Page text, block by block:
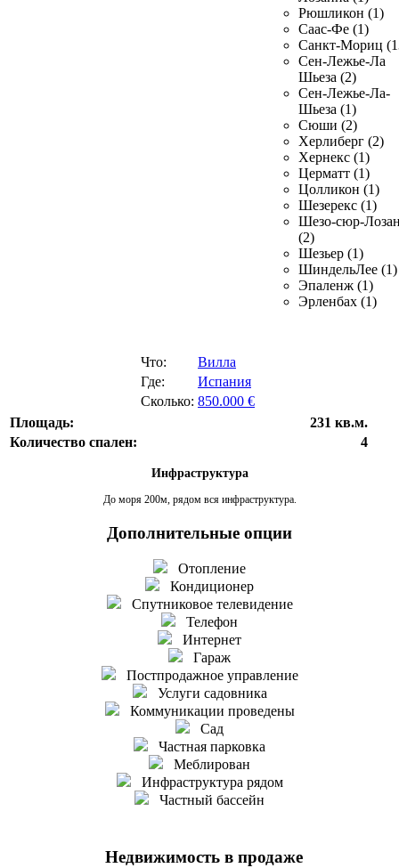
Рюшликон (1)
Саас-Фе (1)
Санкт-Мориц
Сен-Лежье-Ла
Шьеза (2)
Сен-Лежье-Ла-
Шьеза (1)
Сюши (2)
Херлиберг (2)
Хернекс (1)
Церматт (1)
Цолликон (1)
Шезерекс (1)
Шезо-сюр-
(2)
Шезьер (1)
ШиндельЛее (1)
Эпаленж (1)
Эрленбах (1)
Что:
Вилла
Где:
Испания
Сколько: 850.000 €
Площадь:
231 кв.м.
Количество спален:
4
Инфраструктура
До моря 200м, рядом вся инфраструктура.
Дополнительные опции
Отопление
Кондиционер
Спутниковое телевидение
Телефон
Интернет
Гараж
Постпродажное управление
Услуги садовника
Коммуникации проведены
Сад
Частная парковка
Меблирован
Инфраструктура рядом
Частный бассейн
Недвижимость в продаже